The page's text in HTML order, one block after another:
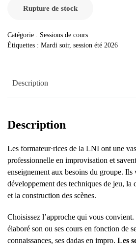
Rupture de stock
Catégorie : Sessions de cours
Étiquettes : Mardi soir, session été 2026
Description
Description
Les formateur·rices de la LNI ont une
professionnelle en improvisation et
enseignement aux besoins du groupe. Ils
développement des techniques de jeu, la
et la construction des scènes.
Choisissez l’approche qui vous
élaboré son ou ses cours en fonction de
connaissances, ses dadas en impro. Les